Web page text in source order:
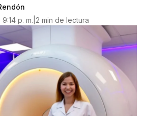
p. m. 2 min de lectura